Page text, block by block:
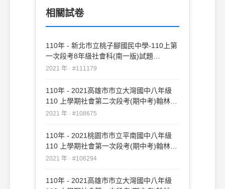
相關試卷
110年 - 新北市立桃子腳國民中學-110上第
一次段考8年級社會科(南一版)試題
#111179
2021 年 · #111179
110年 - 2021高雄市市立大灣國中八年級
110 上學期社會第二次段考(期中考)翰林
#108675
2021 年 · #108675
110年 - 2021桃園市市立平南國中八年級
110 上學期社會第一次段考(期中考)翰林
#106294
2021 年 · #106294
110年 - 2021高雄市市立大灣國中八年級